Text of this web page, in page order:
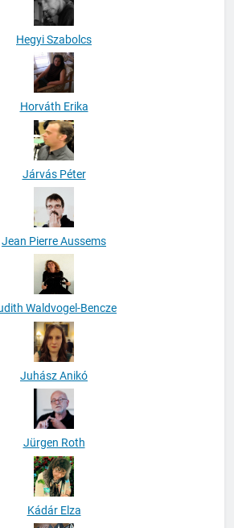
Hegyi Szabolcs
Horváth Erika
Járvás Péter
Jean Pierre Aussems
Waldvogel-Bencze
Juhász Anikó
Jürgen Roth
Kádár Elza